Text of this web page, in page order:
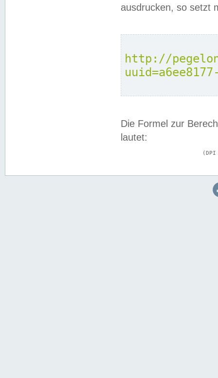
ausdrucken, so setzt
http://
Die Formel zur
lautet: